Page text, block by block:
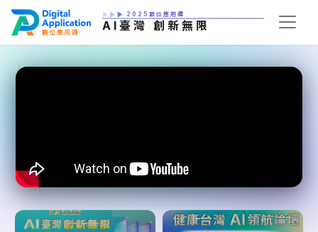
2025數位應用週
AI臺灣 創新無限